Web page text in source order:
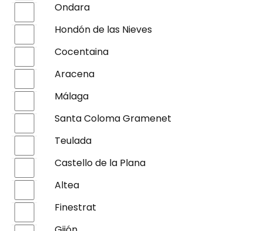
Ondara
Hondón de las Nieves
Cocentaina
Aracena
Málaga
Santa Coloma Gramenet
Teulada
Castello de la Plana
Altea
Finestrat